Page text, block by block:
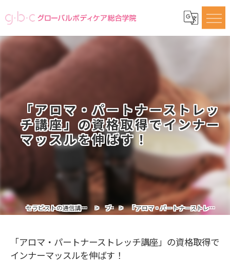
「アロマ・パートナーストレッ
チ講座」の資格取得でインナー
マッスルを伸ばす！
セラピストの通信講座ならグローバルボディケア総合学院 ブログ 「アロマ・パートナーストレッチ講座」の資格取得でインナーマッスルを伸ばす！
「アロマ・パートナーストレッチ講座」の資格取得で
インナーマッスルを伸ばす！